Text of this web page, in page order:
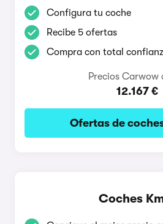
Configura tu coche
Recibe 5 ofertas
Compra con total
Precios Carwow
12.167 €
Ofertas de
Coches